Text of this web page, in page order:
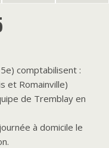
comptabilisent :
et Romainville)
de Tremblay en
à domicile le